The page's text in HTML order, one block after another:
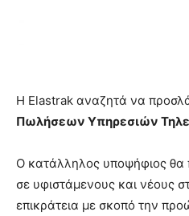
H Εlastrak αναζητά να
Πωλήσεων Υπηρεσιών
Ο κατάλληλος υποψήφιος θα
σε υφιστάμενους και νέους
επικράτεια με σκοπό την